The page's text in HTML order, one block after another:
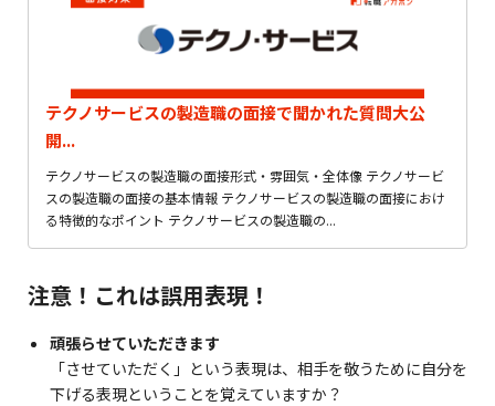
テクノサービスの製造職の面接で聞かれた質問大公
開...
テクノサービスの製造職の面接形式・雰囲気・全体像 テクノサービ
スの製造職の面接の基本情報 テクノサービスの製造職の面接におけ
る特徴的なポイント テクノサービスの製造職の...
注意！これは誤用表現！
頑張らせていただきます
「させていただく」という表現は、相手を敬うために自分を
下げる表現ということを覚えていますか？